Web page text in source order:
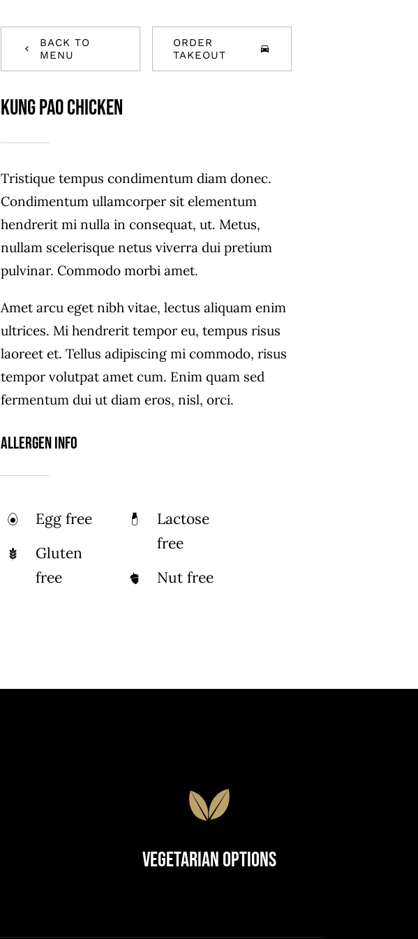
BACK TO
MENU
ORDER
TAKEOUT
Kung Pao Chicken
Tristique tempus condimentum diam donec.
Condimentum ullamcorper sit elementum
hendrerit mi nulla in consequat, ut. Metus,
nullam scelerisque netus viverra dui pretium
pulvinar. Commodo morbi amet.
Amet arcu eget nibh vitae, lectus aliquam enim
ultrices. Mi hendrerit tempor eu, tempus risus
laoreet et. Tellus adipiscing mi commodo, risus
tempor volutpat amet cum. Enim quam sed
fermentum dui ut diam eros, nisl, orci.
Allergen Info
Egg free
Gluten
free
Lactose
free
Nut free
Vegetarian Options